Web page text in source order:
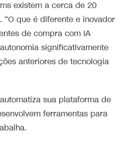
existem a cerca de 20
“O que é diferente e inovador
de compra com IA
significativamente
anteriores de tecnologia
sua plataforma de
ferramentas para